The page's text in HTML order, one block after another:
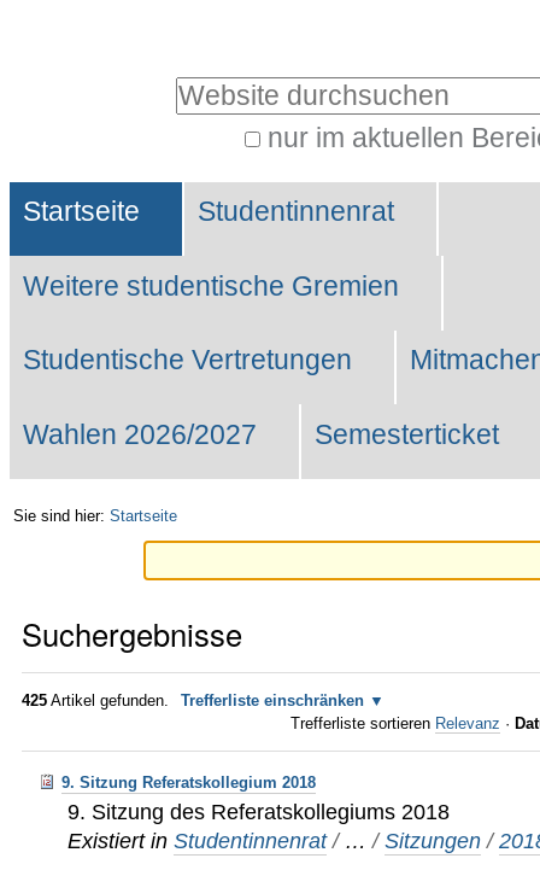
Website durchsuchen
nur im aktuellen
Suche…
Sektionen
Startseite Studentinnenrat
Weitere studentische Gremien
Studentische Vertretungen
Wahlen 2026/2027 Semesterticket
Sie sind hier: Startseite
Suchergebnisse
425 Artikel gefunden.
Trefferliste einschränken
Trefferliste sortieren Relevanz ·
9. Sitzung Referatskollegium 2018
9. Sitzung des Referatskollegiums 2018
Existiert in Studentinnenrat / …/Sitzungen /